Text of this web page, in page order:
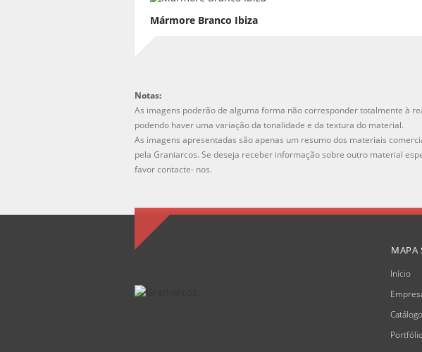
Mármore Branco Ibiza
Notas:
As imagens poderão de alguma forma não corresponder totalmente à
podendo haver uma variação da tonalidade e da textura do material.
As imagens apresentadas são apenas um resumo dos materiais
pela Graniarcos. Se deseja receber informação sobre outro material
favor contacte- nos.
MAPA
Início
Catálogo